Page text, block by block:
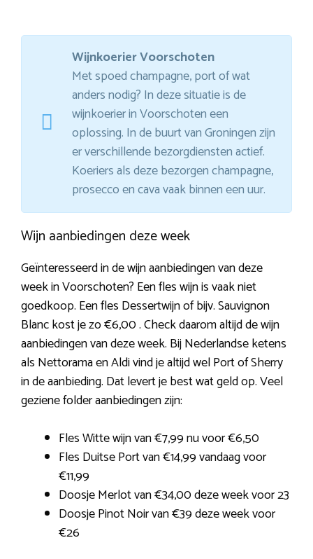
Wijnkoerier Voorschoten
Met spoed champagne, port of wat
anders nodig? In deze situatie is de
wijnkoerier in Voorschoten een
oplossing. In de buurt van Groningen zijn
er verschillende bezorgdiensten actief.
Koeriers als deze bezorgen champagne,
prosecco en cava vaak binnen een uur.
Wijn aanbiedingen deze week
Geïnteresseerd in de wijn aanbiedingen van deze
week in Voorschoten? Een fles wijn is vaak niet
goedkoop. Een fles Dessertwijn of bijv. Sauvignon
Blanc kost je zo €6,00 . Check daarom altijd de wijn
aanbiedingen van deze week. Bij Nederlandse ketens
als Nettorama en Aldi vind je altijd wel Port of Sherry
in de aanbieding. Dat levert je best wat geld op. Veel
geziene folder aanbiedingen zijn:
Fles Witte wijn van €7,99 nu voor €6,50
Fles Duitse Port van €14,99 vandaag voor
€11,99
Doosje Merlot van €34,00 deze week voor 23
Doosje Pinot Noir van €39 deze week voor
€26